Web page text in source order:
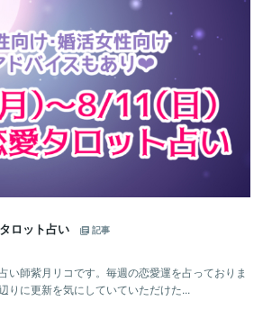
ロット占い
記事
い師紫月リコです。毎週の恋愛運を占っておりま
りに更新を気にしていていただけた...